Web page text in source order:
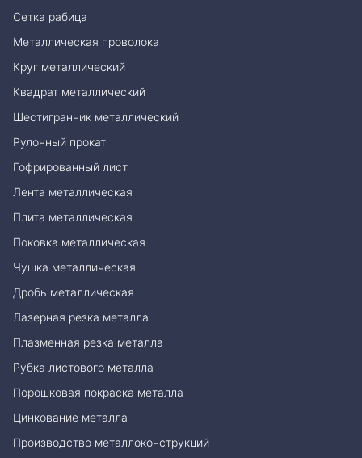
Сетка рабица
Металлическая проволока
Круг металлический
Квадрат металлический
Шестигранник металлический
Рулонный прокат
Гофрированный лист
Лента металлическая
Плита металлическая
Поковка металлическая
Чушка металлическая
Дробь металлическая
Лазерная резка металла
Плазменная резка металла
Рубка листового металла
Порошковая покраска металла
Цинкование металла
Производство металлоконструкций